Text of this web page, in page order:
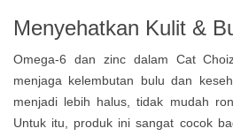
Menyehatkan Kulit &
Omega-6 dan zinc dalam Cat
menjaga kelembutan bulu dan
menjadi lebih halus, tidak mudah
Untuk itu, produk ini sangat cocok